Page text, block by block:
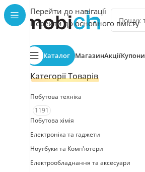
Перейти до навігації
Перейти до основного вмісту
Каталог МагазинАкціїКупони
Категорії Товарів
Побутова техніка
1191
Побутова хімія
Електроніка та гаджети
Ноутбуки та Комп'ютери
Електрообладнання та аксесуари